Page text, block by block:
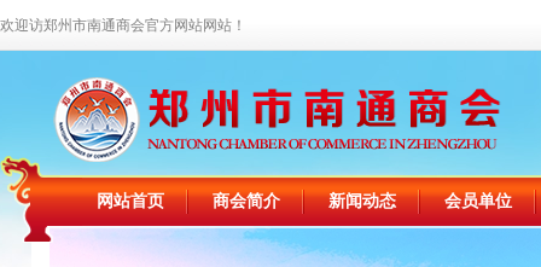
欢迎访郑州市南通商会官方网站网站！
网站首页 商会简介 新闻动态 会员单位